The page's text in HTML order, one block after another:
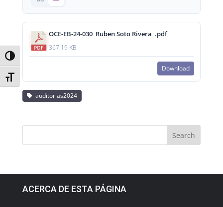
Toggle High Contrast
Toggle Font size
OCE-EB-24-030_Ruben Soto Rivera_.pdf
367.19 KB
Download
auditorias2024
ACERCA DE ESTA PÁGINA